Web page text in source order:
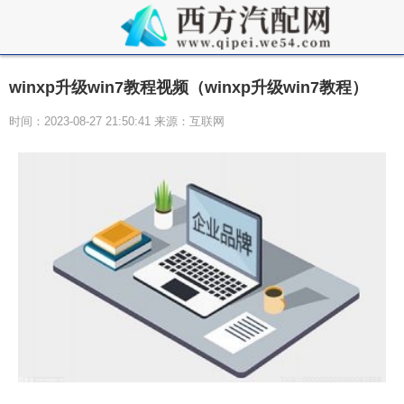
winxp升级win7教程视频（winxp升级win7教程）
时间：2023-08-27 21:50:41 来源：互联网